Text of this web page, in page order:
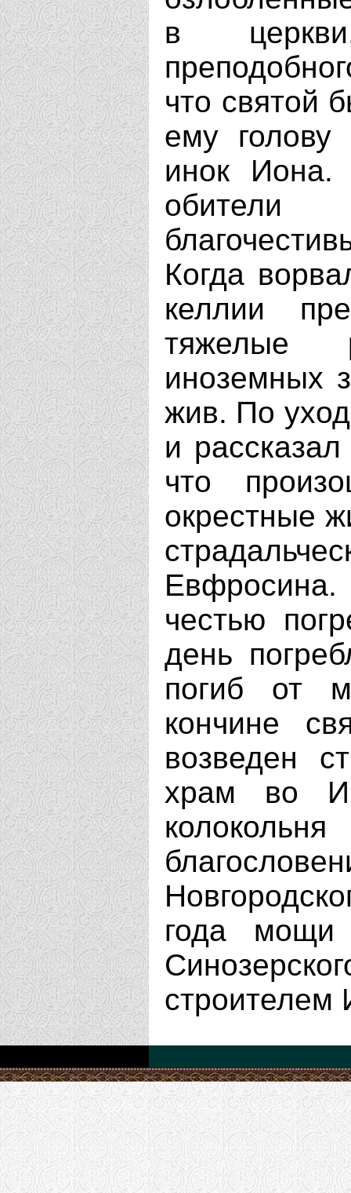
в
что святой
ему
инок
обители
Когда
келлии
тяжелые
иноземных
жив. По
и
что
окрестные
Евфросина.
честью
день
погиб от
кончине
возведен
храм во
года мощи
строителем